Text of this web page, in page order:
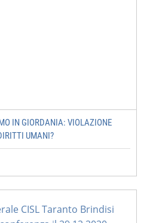
IN GIORDANIA: VIOLAZIONE
UMANI?